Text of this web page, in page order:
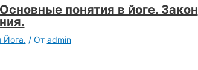
понятия в йоге. Закон
Йога. / От admin